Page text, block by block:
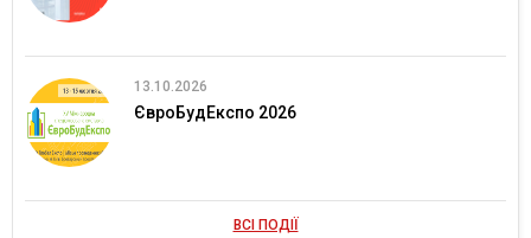
13.10.2026
ЄвроБудЕкспо 2026
ВСІ ПОДІЇ